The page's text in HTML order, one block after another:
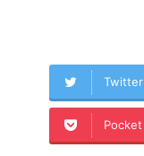
Twitter
Pocket